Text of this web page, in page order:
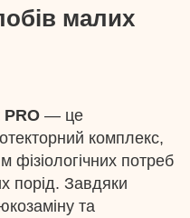
малих
— це
комплекс,
фізіологічних потреб
порід. Завдяки
та